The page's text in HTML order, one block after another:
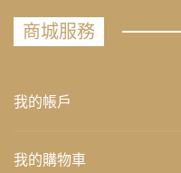
商城服務
我的帳戶
我的購物車